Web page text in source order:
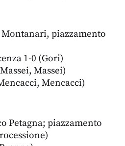
piazzamento
1-0 (Gori)
Massei)
Mencacci)
Petagna; piazzamento